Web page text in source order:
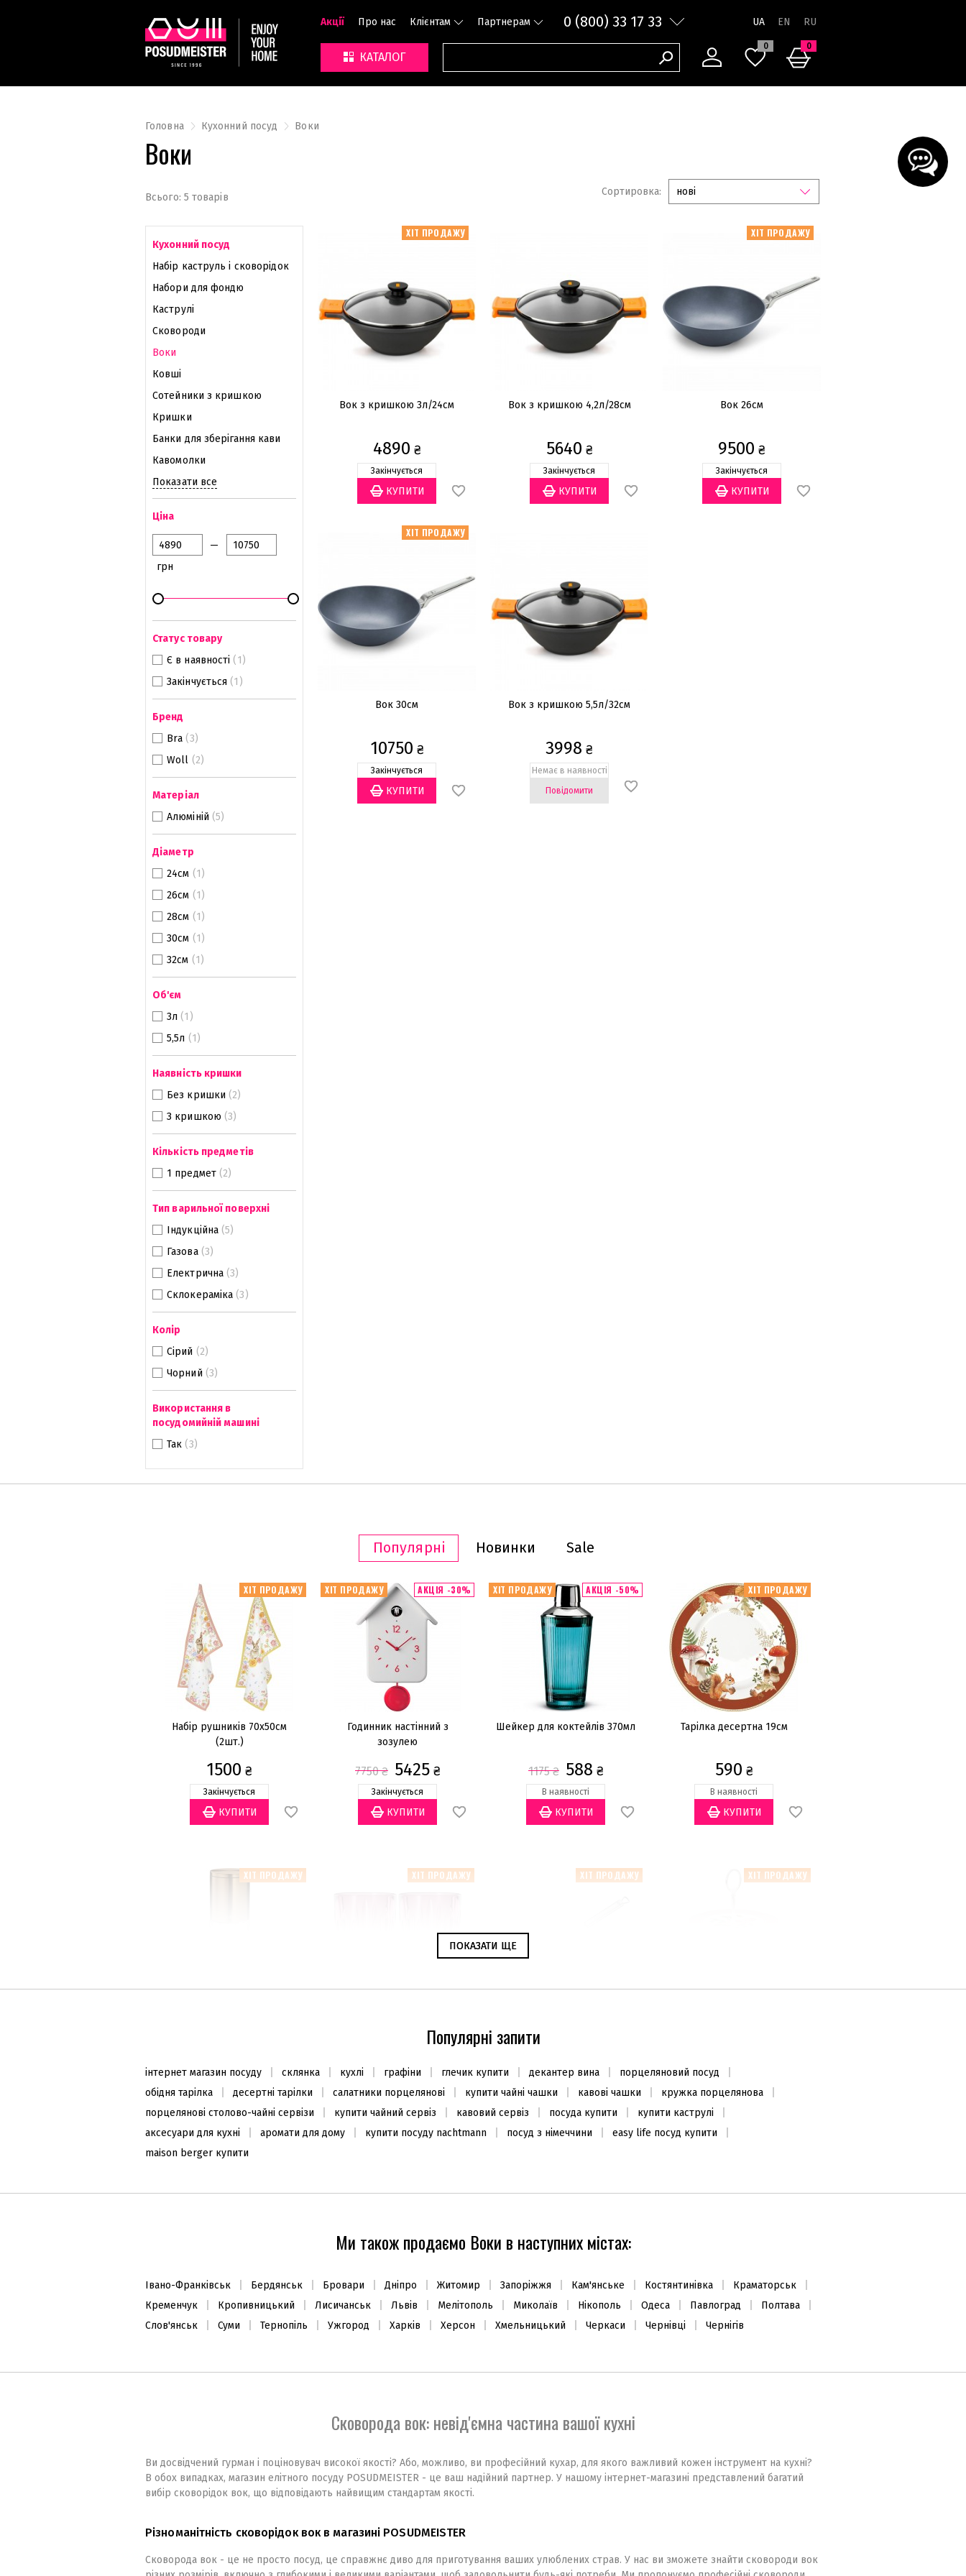
Акції Про нас Клієнтам Партнерам 0 (800) 33 17 33 UA
КАТАЛОГ
0 0
Головна Кухонний посуд Воки
Воки
Всього: 5 товарів Сортировка: нові
Кухонний посуд
Набір каструль і сковорідок
Набори для фондю
Каструлі
Сковороди
Воки
Ковші
Сотейники з кришкою
Кришки
Банки для зберігання кави
Кавомолки
Показати все
Ціна
—
грн
Статус товару
Є в наявності (1)
Закінчується (1)
Бренд
Bra (3)
Woll (2)
Матеріал
Алюміній (5)
Діаметр
24см (1)
26см (1)
28см (1)
30см (1)
32см (1)
Об'єм
3л (1)
5,5л (1)
Наявність кришки
Без кришки (2)
З кришкою (3)
Кількість предметів
1 предмет (2)
Тип варильної поверхні
Індукційна (5)
Газова (3)
Електрична (3)
Склокераміка (3)
Колір
Сірий (2)
Чорний (3)
Використання в
посудомийній машині
Так (3)
ХІТ ПРОДАЖУ
Вок з кришкою 3л/24см
4890 ₴
Закінчується
Вок з кришкою 4,2л/28см
5640 ₴
Закінчується
ХІТ ПРОДАЖУ
Вок 26см
9500 ₴
Закінчується
ХІТ ПРОДАЖУ
Вок 30см
10750 ₴
Закінчується
Вок з кришкою 5,5л/32см
3998 ₴
Немає в наявності
Повідомити
Популярні Новинки Sale
ХІТ ПРОДАЖУ
Набір рушників 70x50см
(2шт.)
1500 ₴
Закінчується
ХІТ ПРОДАЖУ АКЦІЯ -30%
Годинник настінний з
зозулею
7750₴ 5425₴
Закінчується
ХІТ ПРОДАЖУ АКЦІЯ -50%
Шейкер для коктейлів 370мл
1175₴ 588 ₴
В наявності
ХІТ ПРОДАЖУ
Тарілка десертна 19см
590 ₴
В наявності
ХІТ ПРОДАЖУ
В наявності
ХІТ ПРОДАЖУ
В наявності
ХІТ ПРОДАЖУ
Закінчується
ХІТ ПРОДАЖУ
Закінчується
ХІТ ПРОДАЖУ
Набір салатників 16,5см (2шт.) Декантер 1,11л Ніж універсальний 15,5см
ПОКАЗАТИ ЩЕ
ПОКАЗАТИ ЩЕ
Популярні запити
інтернет магазин посуду склянка кухлі графіни глечик купити декантер вина
порцеляновий посуд
обідня тарілка
десертні тарілки салатники порцелянові купити чайні чашки кавові чашки
кружка порцелянова
порцелянові столово-чайні сервізи
купити чайний сервіз кавовий сервіз посуда купити
купити каструлі
аксесуари для кухні
аромати для дому купити посуду nachtmann посуд з німеччини
easy life посуд купити
maison berger купити
Ми також продаємо Воки в наступних містах:
Івано-Франківськ Бердянськ Бровари Дніпро Житомир Запоріжжя Кам'янське Костянтинівка
Краматорськ
Кременчук
Кропивницький Лисичанськ Львів Мелітополь Миколаїв Нікополь Одеса Павлоград
Полтава
Слов'янськ
Суми Тернопіль Ужгород Харків Херсон Хмельницький Черкаси Чернівці Чернігів
Сковорода вок: невід'ємна частина вашої кухні
Ви досвідчений гурман і поціновувач високої якості? Або, можливо, ви професійний кухар, для якого важливий кожен інструмент на кухні?
В обох випадках, магазин елітного посуду POSUDMEISTER - це ваш надійний партнер. У нашому інтернет-магазині представлений багатий
вибір сковорідок вок, що відповідають найвищим стандартам якості.
Різноманітність сковорідок вок в магазині POSUDMEISTER
Сковорода вок - це не просто посуд, це справжнє диво для приготування ваших улюблених страв. У нас ви зможете знайти сковороди вок